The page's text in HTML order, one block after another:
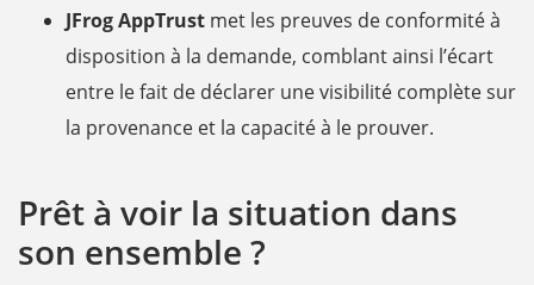
JFrog AppTrust met les preuves de conformité à
disposition à la demande, comblant ainsi l’écart
entre le fait de déclarer une visibilité complète sur
la provenance et la capacité à le prouver.
Prêt à voir la situation dans
son ensemble ?